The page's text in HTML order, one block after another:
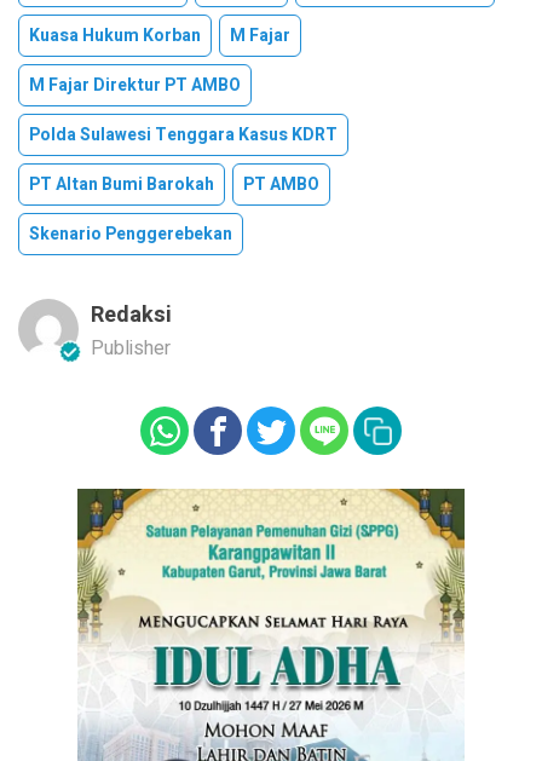
Kuasa Hukum Korban
M Fajar
M Fajar Direktur PT AMBO
Polda Sulawesi Tenggara Kasus KDRT
PT Altan Bumi Barokah
PT AMBO
Skenario Penggerebekan
Redaksi
Publisher